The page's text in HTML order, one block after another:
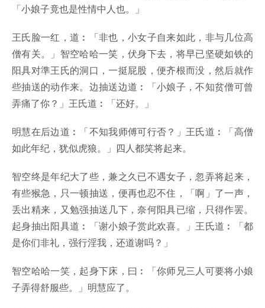
「小娘子竟也是性情中人也。」
王氏脸一红，道︰「非也，小女子自来如此，非与几位高
僧有关。」智空哈哈一笑，伏身下去，将早已坚硬如铁的
阳具对準王氏的洞口，一挺屁股，便齐根而没，然后就作
些抽送的动作来。边抽送边道︰「小娘子，不知贫僧可曾
弄痛了你？」王氏道︰「还好。」
明慧在后边道︰「不知我师傅可行否？」王氏道︰「高僧
如此年纪，犹似虎狼。」四人都笑将起来。
智空终是年纪大了些，兼之久已不遇女子，忽弄将起来，
有些猴急，只一顿抽送，便再也忍不住，「啊」了一声，
丢出精来，又勉强抽送几下，奈何阳具已缩，只得作罢。
起身抽出阳具道︰「谢小娘子赏此欢喜。」王氏道︰「都
是你们非礼，强行淫我，还道谢吗？」
智空哈哈一笑，起身下床，曰︰「你师兄三人可要将小娘
子弄得舒服些。」明慧应了。